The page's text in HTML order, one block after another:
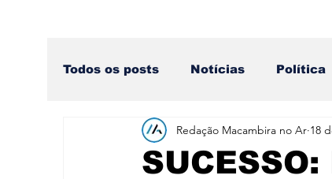
Todos os posts Notícias Política
Nova categoriaRedação Macambira no Ar 18